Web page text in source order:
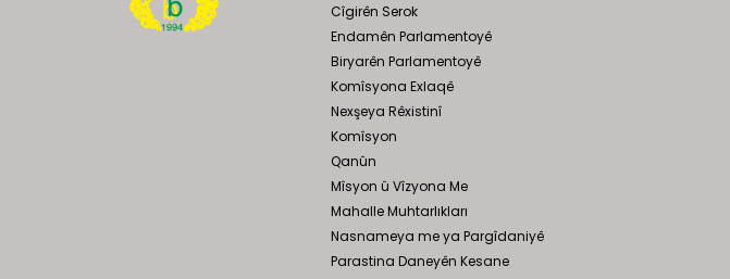
Cîgirên Serok
Endamên Parlamentoyê
Biryarên Parlamentoyê
Komîsyona Exlaqê
Nexşeya Rêxistinî
Komîsyon
Qanûn
Mîsyon û Vîzyona Me
Mahalle Muhtarlıkları
Nasnameya me ya Pargîdaniyê
Parastina Daneyên Kesane